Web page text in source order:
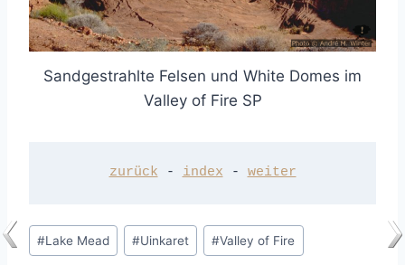
Sandgestrahlte Felsen und White Domes im
Valley of Fire SP
zurück - index - weiter
Post
Tags:
#Lake Mead #Uinkaret #Valley of Fire